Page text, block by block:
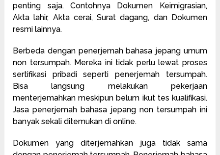
penting saja. Contohnya Dokumen Keimigrasian,
Akta lahir, Akta cerai, Surat dagang, dan Dokumen
resmi lainnya.
Berbeda dengan penerjemah bahasa jepang umum
non tersumpah. Mereka ini tidak perlu lewat proses
sertifikasi pribadi seperti penerjemah tersumpah.
Bisa langsung melakukan pekerjaan
menterjemahkan meskipun belum ikut tes kualifikasi.
Jasa penerjemah bahasa jepang non tersumpah ini
banyak sekali ditemukan di online.
Dokumen yang diterjemahkan juga tidak sama